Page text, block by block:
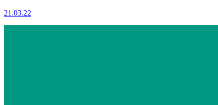
21.03.22